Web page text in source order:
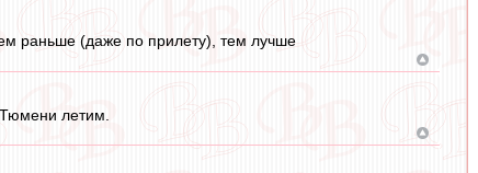
раньше (даже по прилету), тем лучше
Тюмени летим.